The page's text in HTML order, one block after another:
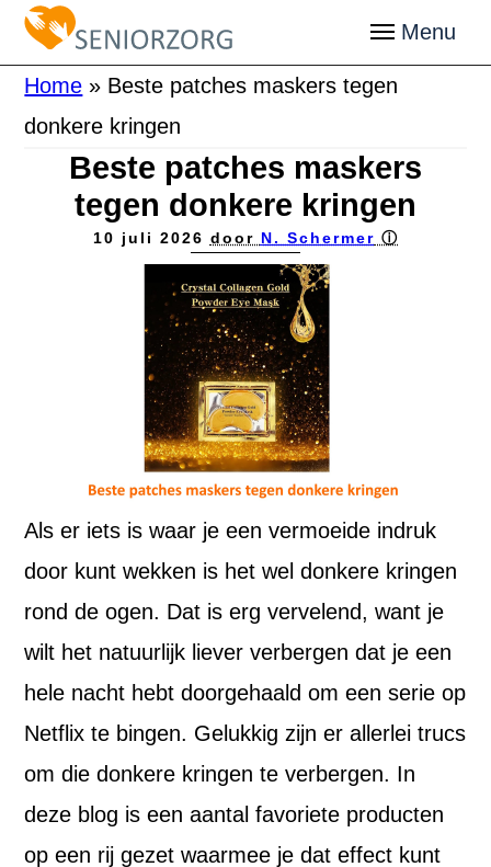
Home » Beste patches maskers tegen
donkere kringen
Beste patches maskers
tegen donkere kringen
10 juli 2026 door N. Schermer ⓘ
Als er iets is waar je een vermoeide indruk
door kunt wekken is het wel donkere kringen
rond de ogen. Dat is erg vervelend, want je
wilt het natuurlijk liever verbergen dat je een
hele nacht hebt doorgehaald om een serie op
Netflix te bingen. Gelukkig zijn er allerlei trucs
om die donkere kringen te verbergen. In
deze blog is een aantal favoriete producten
op een rij gezet waarmee je dat effect kunt